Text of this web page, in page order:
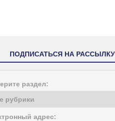
ПОДПИСАТЬСЯ НА РАССЫЛКУ
раздел:
адрес: